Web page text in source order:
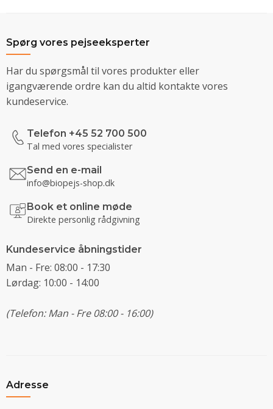
Spørg vores pejseeksperter
Har du spørgsmål til vores produkter eller
igangværende ordre kan du altid kontakte vores
kundeservice.
Telefon +45 52 700 500
Tal med vores specialister
Send en e-mail
info@biopejs-shop.dk
Book et online møde
Direkte personlig rådgivning
Kundeservice åbningstider
Man - Fre: 08:00 - 17:30
Lørdag: 10:00 - 14:00
(Telefon: Man - Fre 08:00 - 16:00)
Adresse